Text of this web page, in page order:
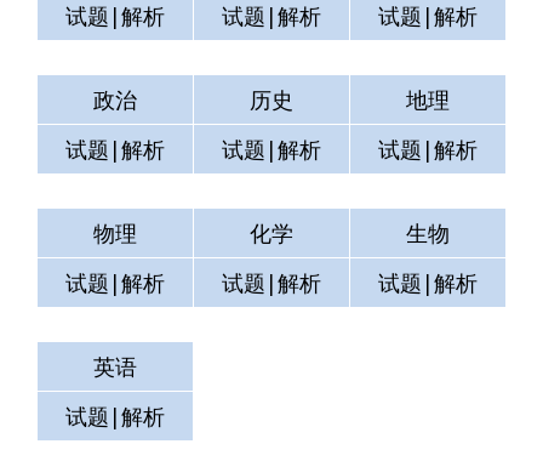
试题|解析
试题|解析 试题|解析
政治 历史
地理
试题|解析
试题|解析 试题|解析
物理 化学
生物
试题|解析
试题|解析 试题|解析
英语
试题|解析